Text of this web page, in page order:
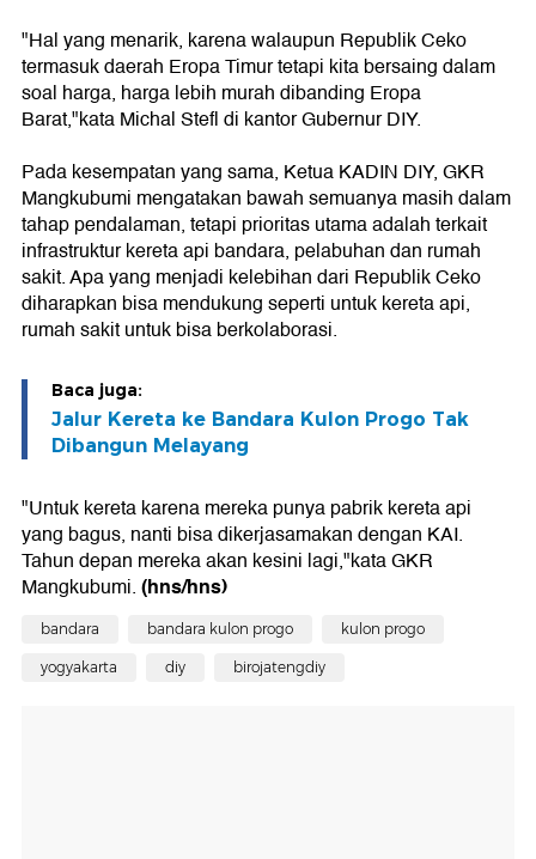
"Hal yang menarik, karena walaupun Republik Ceko
termasuk daerah Eropa Timur tetapi kita bersaing dalam
soal harga, harga lebih murah dibanding Eropa
Barat,"kata Michal Stefl di kantor Gubernur DIY.
Pada kesempatan yang sama, Ketua KADIN DIY, GKR
Mangkubumi mengatakan bawah semuanya masih dalam
tahap pendalaman, tetapi prioritas utama adalah terkait
infrastruktur kereta api bandara, pelabuhan dan rumah
sakit. Apa yang menjadi kelebihan dari Republik Ceko
diharapkan bisa mendukung seperti untuk kereta api,
rumah sakit untuk bisa berkolaborasi.
Baca juga:
Jalur Kereta ke Bandara Kulon Progo Tak
Dibangun Melayang
"Untuk kereta karena mereka punya pabrik kereta api
yang bagus, nanti bisa dikerjasamakan dengan KAI.
Tahun depan mereka akan kesini lagi,"kata GKR
Mangkubumi.(hns/hns)
bandara bandara kulon progo kulon progo
yogyakarta diy birojatengdiy